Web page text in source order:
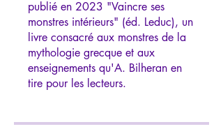
publié en 2023 "Vaincre ses
monstres intérieurs" (éd. Leduc), un
livre consacré aux monstres de la
mythologie grecque et aux
enseignements qu'A. Bilheran en
tire pour les lecteurs.